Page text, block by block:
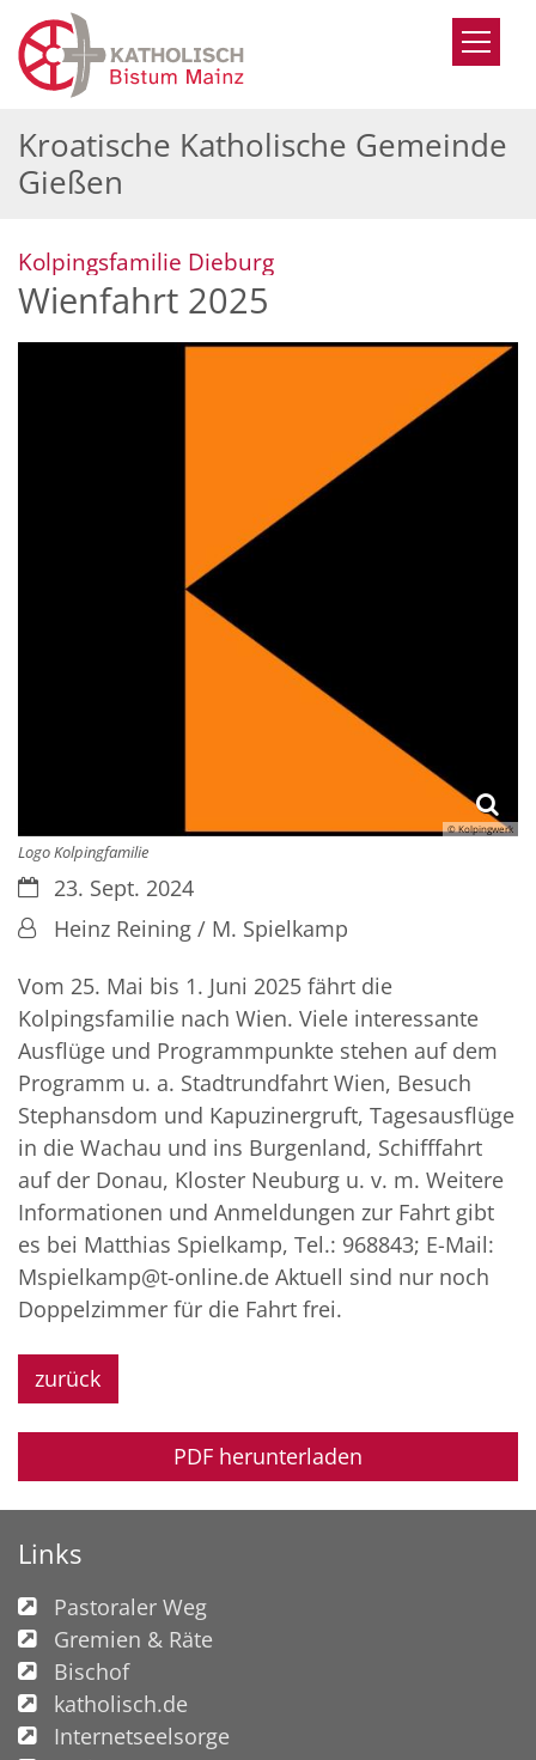
Zum Inhalt springen
Kroatische Katholische Gemeinde
Gießen
Kolpingsfamilie Dieburg:
Wienfahrt 2025
© Kolpingwerk
Logo Kolpingfamilie
Datum:23. Sept. 2024
Von:Heinz Reining / M. Spielkamp
Vom 25. Mai bis 1. Juni 2025 fährt die
Kolpingsfamilie nach Wien. Viele interessante
Ausflüge und Programmpunkte stehen auf dem
Programm u. a. Stadtrundfahrt Wien, Besuch
Stephansdom und Kapuzinergruft, Tagesausflüge
in die Wachau und ins Burgenland, Schifffahrt
auf der Donau, Kloster Neuburg u. v. m. Weitere
Informationen und Anmeldungen zur Fahrt gibt
es bei Matthias Spielkamp, Tel.: 968843; E-Mail:
Mspielkamp@t-online.de Aktuell sind nur noch
Doppelzimmer für die Fahrt frei.
zurück
PDF herunterladen
Links
Pastoraler Weg
Gremien & Räte
Bischof
katholisch.de
Internetseelsorge